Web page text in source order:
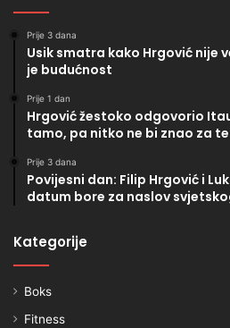
Prije 3 dana
Usik smatra kako Hrgović nije
je budućnost
Prije 1 dan
Hrgović žestoko odgovorio
tamo, pa nitko ne bi znao za
Prije 3 dana
Povijesni dan: Filip Hrgović i
datum bore za naslov
Kategorije
Boks
Fitness